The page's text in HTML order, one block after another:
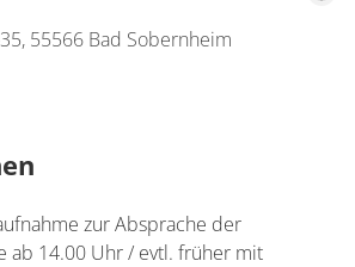
55566 Bad Sobernheim
zur Absprache der
ab 14.00 Uhr / evtl. früher mit